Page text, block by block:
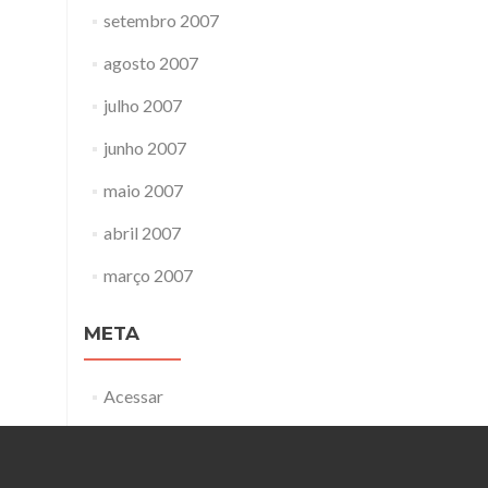
setembro 2007
agosto 2007
julho 2007
junho 2007
maio 2007
abril 2007
março 2007
META
Acessar